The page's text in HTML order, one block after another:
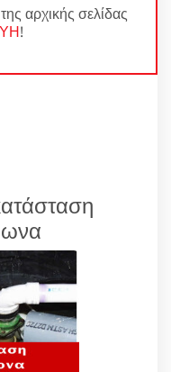
αρχικής σελίδας
!